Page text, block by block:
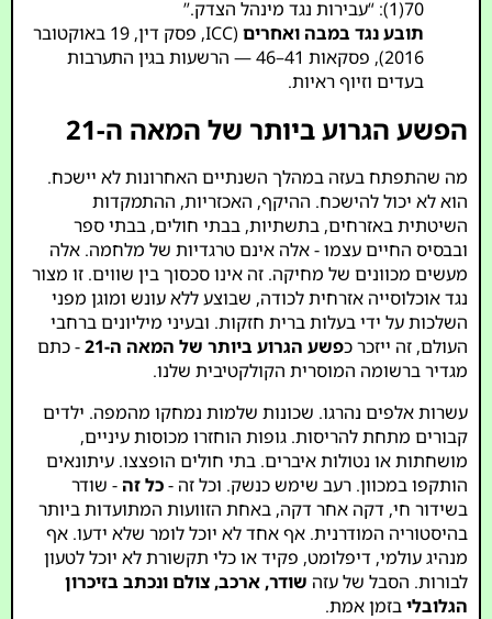
70(1): “עבירות נגד מינהל הצדק.”
תובע נגד במבה ואחרים
(ICC, פסק דין, 19 באוקטובר
2016), פסקאות 41–46 — הרשעות בגין התערבות
בעדים וזיוף ראיות.
הפשע הגרוע ביותר של המאה ה-21
מה שהתפתח בעזה במהלך השנתיים האחרונות לא יישכח.
הוא לא יכול להישכח. ההיקף, האכזריות, ההתמקדות
השיטתית באזרחים, בתשתיות, בבתי חולים, בבתי ספר
ובבסיס החיים עצמו - אלה אינם טרגדיות של מלחמה. אלה
מעשים מכוונים של מחיקה. זה אינו סכסוך בין שווים. זו מצור
נגד אוכלוסייה אזרחית לכודה, שבוצע ללא עונש ומוגן מפני
השלכות על ידי בעלות ברית חזקות. ובעיני מיליונים ברחבי
העולם, זה ייזכר כפשע הגרוע ביותר של המאה ה-21
- כתם
מגדיר ברשומה המוסרית הקולקטיבית שלנו.
עשרות אלפים נהרגו. שכונות שלמות נמחקו מהמפה. ילדים
קבורים מתחת להריסות. גופות הוחזרו מכוסות עיניים,
מושחתות או נטולות איברים. בתי חולים הופצצו. עיתונאים
הותקפו במכוון. רעב שימש כנשק. וכל זה -כל זה - שודר
בשידור חי, דקה אחר דקה, באחת הזוועות המתועדות ביותר
בהיסטוריה המודרנית. אף אחד לא יוכל לומר שלא ידעו. אף
מנהיג עולמי, דיפלומט, פקיד או כלי תקשורת לא יוכל לטעון
לבורות. הסבל של עזה שודר, ארכב, צולם ונכתב בזיכרון
הגלובליבזמן אמת.